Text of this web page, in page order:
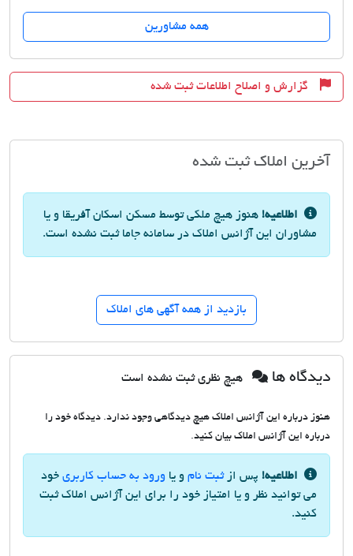
همه مشاورین
گزارش و اصلاح اطلاعات ثبت شده
آخرین املاک ثبت شده
اطلاعیه! هنوز هیچ ملکی توسط مسکن اسکان آفریقا و یا
مشاوران این آژانس املاک در سامانه جاما ثبت نشده است.
بازدید از همه آگهی های املاک
دیدگاه ها هیچ نظری ثبت نشده است
هنوز درباره این آژانس املاک هیچ دیدگاهی وجود ندارد. دیدگاه خود را
درباره این آژانس املاک بیان کنید.
اطلاعیه! پس ازثبت نام و یا ورود به حساب کاربری خود
می توانید نظر و یا امتیاز خود را برای این آژانس املاک ثبت
کنید.